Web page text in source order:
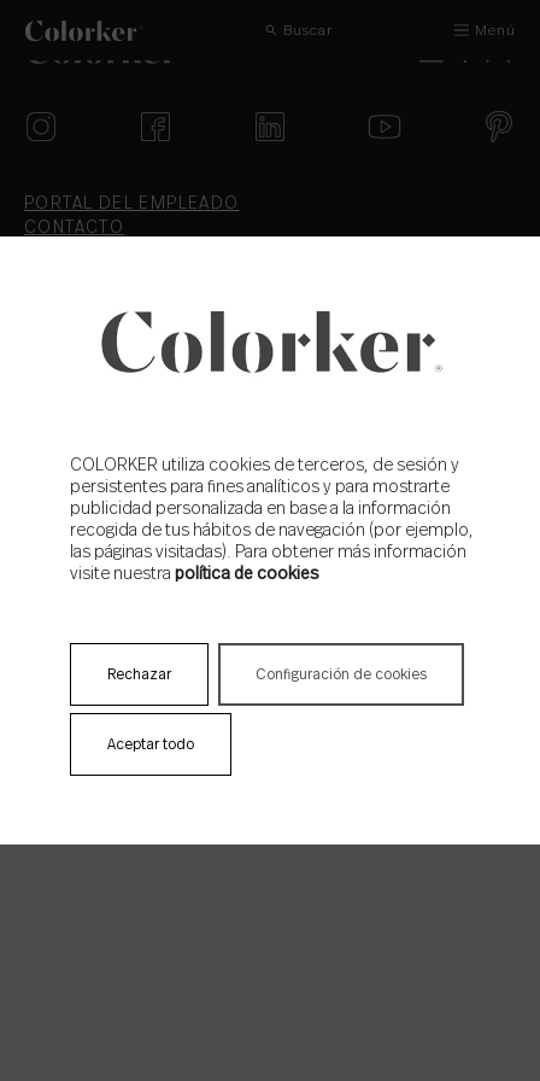
Buscar Menú
PORTAL DEL EMPLEADO
CONTACTO
TRABAJA CON NOSOTROS
POLÍTICA DE PRIVACIDAD
T.+34 964 36 16 16
F. 964 38 64 32
info@colorker.com
Ctra. de Alcora, Km 21,3
12110 Alcora - Castellón - España
COLORKER utiliza cookies de terceros, de sesión y
persistentes para fines analíticos y para mostrarte
publicidad personalizada en base a la información
recogida de tus hábitos de navegación (por ejemplo,
las páginas visitadas). Para obtener más información
visite nuestra política de cookies
Aceptar todo
Rechazar Configuración de cookies